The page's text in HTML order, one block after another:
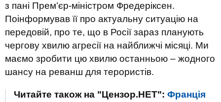
з пані Прем’єр-міністром Фредеріксен.
Поінформував її про актуальну ситуацію на
передовій, про те, що в Росії зараз планують
чергову хвилю агресії на найближчі місяці. Ми
маємо зробити цю хвилю останньою – жодного
шансу на реванш для терористів.
Читайте також на "Цензор.НЕТ": Франція